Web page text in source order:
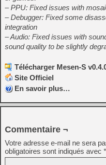
– PPU: Fixed issues with
– Debugger: Fixed some
integration
– Audio: Fixed issues with
sound quality to be slightly
Télécharger Mesen-S
Site Officiel
En savoir plus…
Commentaire ¬
Votre adresse e-mail ne sera
obligatoires sont indiqués avec *